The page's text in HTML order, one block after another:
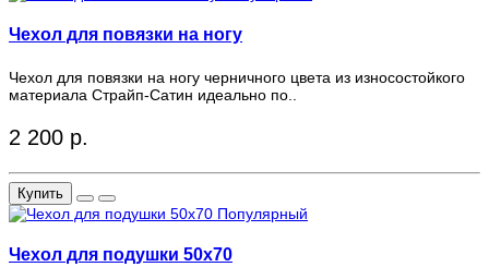
Чехол для повязки на ногу
Чехол для повязки на ногу черничного цвета из износостойкого
материала Страйп-Сатин идеально по..
2 200 р.
Купить
Популярный
Чехол для подушки 50x70